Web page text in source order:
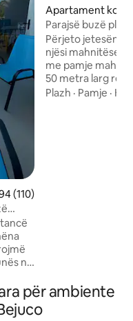
mesatar 4,94 nga 5,
(110)
në
Apartament
Bejuco Beach
Parajsë buzë
oqeani në
Përjeto jetesën
njësi mahnitëse
me pamje
50 metra larg
diellit nga ballkoni
Plazh · Pamje ·
për ambiente